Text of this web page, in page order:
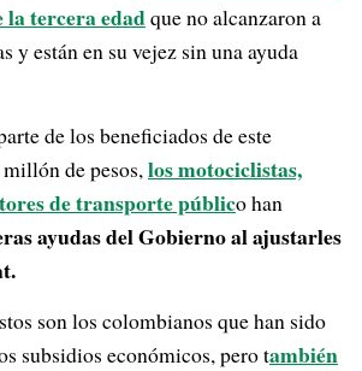
la tercera edadque no alcanzaron a
y están en su vejez sin una ayuda
de los beneficiados de este
de pesos,los motociclistas,
de transporte público han
ayudas del Gobierno al ajustarles
son los colombianos que han sido
subsidios económicos, pero también